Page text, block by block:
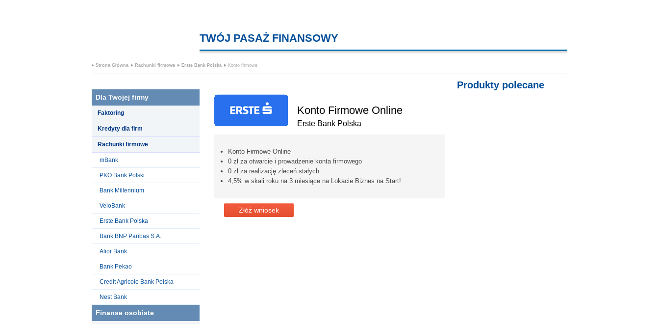
TWÓJ PASAŻ FINANSOWY
Strona Główna Rachunki firmowe Erste Bank Polska Konto firmowe
Dla Twojej firmy
Faktoring
Kredyty dla firm
Rachunki firmowe
mBank
PKO Bank Polski
Bank Millennium
VeloBank
Erste Bank Polska
Bank BNP Paribas S.A.
Alior Bank
Bank Pekao
Credit Agricole Bank Polska
Nest Bank
Finanse osobiste
Konto Firmowe Online
Erste Bank Polska
Konto Firmowe Online
0 zł za otwarcie i prowadzenie konta firmowego
0 zł za realizację zleceń stałych
4,5% w skali roku na 3 miesiące na Lokacie Biznes na Start!
Złóż wniosek
Produkty polecane